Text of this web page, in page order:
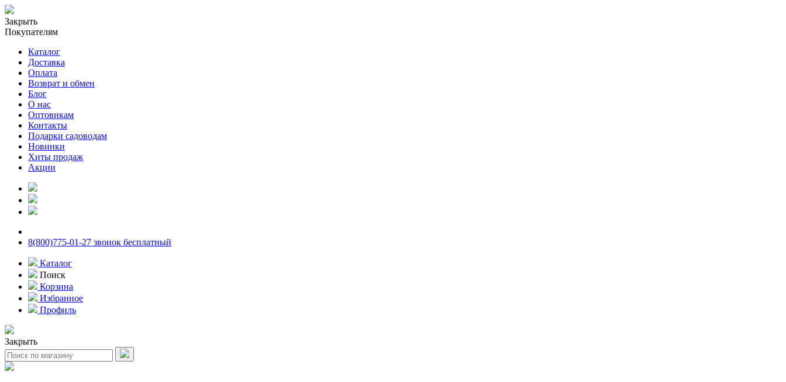
Закрыть
Покупателям
Каталог
Доставка
Оплата
Возврат и обмен
Блог
О нас
Оптовикам
Контакты
Подарки садоводам
Новинки
Хиты продаж
Акции
8(800)775-01-27 звонок бесплатный
Каталог
Поиск
Корзина
Избранное
Профиль
Закрыть